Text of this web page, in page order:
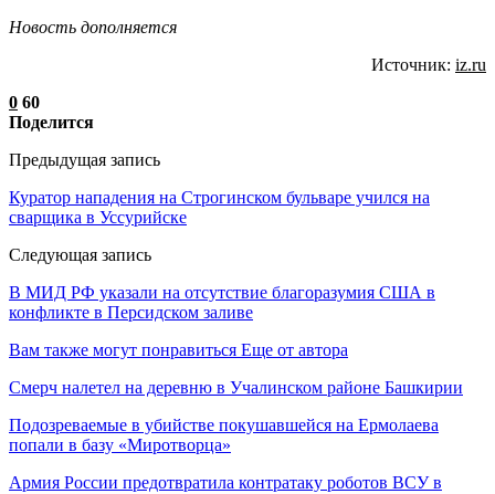
Новость дополняется
Источник: iz.ru
0 60
Поделится
Предыдущая запись
Куратор нападения на Строгинском бульваре учился на
сварщика в Уссурийске
Следующая запись
В МИД РФ указали на отсутствие благоразумия США в
конфликте в Персидском заливе
Вам также могут понравиться Еще от автора
Смерч налетел на деревню в Учалинском районе Башкирии
Подозреваемые в убийстве покушавшейся на Ермолаева
попали в базу «Миротворца»
Армия России предотвратила контратаку роботов ВСУ в